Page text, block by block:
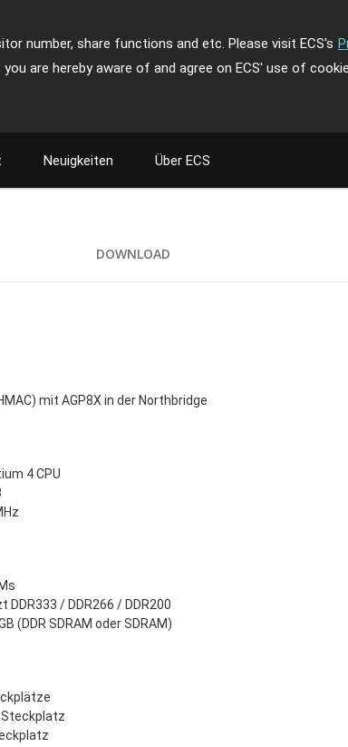
number, share functions and etc. Please visit ECS's
are hereby aware of and agree on ECS' use of
Neuigkeiten Über ECS
DOWNLOAD
mit AGP8X in der Northbridge
4 CPU
/ DDR266 / DDR200
(DDR SDRAM oder SDRAM)
Steckplatz